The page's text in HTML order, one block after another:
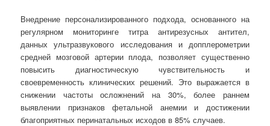
Внедрение персонализированного подхода, основанного на
регулярном мониторинге титра антирезусных антител,
данных ультразвукового исследования и допплерометрии
средней мозговой артерии плода, позволяет существенно
повысить диагностическую чувствительность и
своевременность клинических решений. Это выражается в
снижении частоты осложнений на 30%, более раннем
выявлении признаков фетальной анемии и достижении
благоприятных перинатальных исходов в 85% случаев.